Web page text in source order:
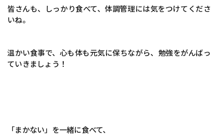
皆さんも、しっかり食べて、体調管理には気をつけてくださ
いね。
温かい食事で、心も体も元気に保ちながら、勉強をがんばっ
ていきましょう！
「まかない」を一緒に食べて、